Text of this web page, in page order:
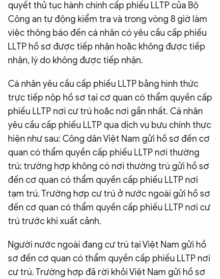
quyết thủ tục hành chính cấp phiếu LLTP của Bộ
Công an tự động kiểm tra và trong vòng 8 giờ làm
việc thông báo đến cá nhân có yêu cầu cấp phiếu
LLTP hồ sơ được tiếp nhận hoặc không được tiếp
nhận, lý do không được tiếp nhận.
Cá nhân yêu cầu cấp phiếu LLTP bằng hình thức
trực tiếp nộp hồ sơ tại cơ quan có thẩm quyền cấp
phiếu LLTP nơi cư trú hoặc nơi gần nhất. Cá nhân
yêu cầu cấp phiếu LLTP qua dịch vụ bưu chính thực
hiện như sau: Công dân Việt Nam gửi hồ sơ đến cơ
quan có thẩm quyền cấp phiếu LLTP nơi thường
trú; trường hợp không có nơi thường trú gửi hồ sơ
đến cơ quan có thẩm quyền cấp phiếu LLTP nơi
tạm trú. Trường hợp cư trú ở nước ngoài gửi hồ sơ
đến cơ quan có thẩm quyền cấp phiếu LLTP nơi cư
trú trước khi xuất cảnh.
Người nước ngoài đang cư trú tại Việt Nam gửi hồ
sơ đến cơ quan có thẩm quyền cấp phiếu LLTP nơi
cư trú. Trường hợp đã rời khỏi Việt Nam gửi hồ sơ